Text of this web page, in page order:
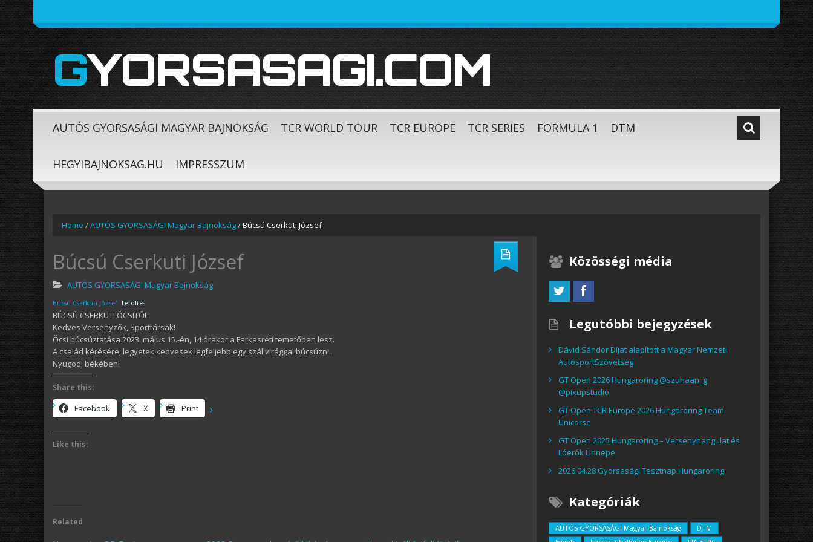
GYORSASAGI.COM
AUTÓS GYORSASÁGI MAGYAR BAJNOKSÁG TCR WORLD TOUR TCR EUROPE TCR SERIES FORMULA 1 DTM
HEGYIBAJNOKSAG.HU IMPRESSZUM
Home /AUTÓS GYORSASÁGI Magyar Bajnokság/Búcsú Cserkuti József
Búcsú Cserkuti József
AUTÓS GYORSASÁGI Magyar Bajnokság
Búcsú Cserkuti József Letöltés
BÚCSÚ CSERKUTI ÖCSITŐL
Kedves Versenyzők, Sporttársak!
Öcsi búcsúztatása 2023. május 15.-én, 14 órakor a Farkasréti temetőben lesz.
A család kérésére, legyetek kedvesek legfeljebb egy szál virággal búcsúzni.
Nyugodj békében!
Share this:
Facebook X Print
Like this:
Related
Közösségi média
Legutóbbi bejegyzések
Dávid Sándor Díjat alapított a Magyar Nemzeti
AutósportSzövetség
GT Open 2026 Hungaroring @szuhaan_g
@pixupstudio
GT Open TCR Europe 2026 Hungaroring Team
Unicorse
GT Open 2025 Hungaroring – Versenyhangulat és
Lóerők Ünnepe
2026.04.28 Gyorsasági Tesztnap Hungaroring
Kategóriák
AUTÓS GYORSASÁGI Magyar Bajnokság
DTM